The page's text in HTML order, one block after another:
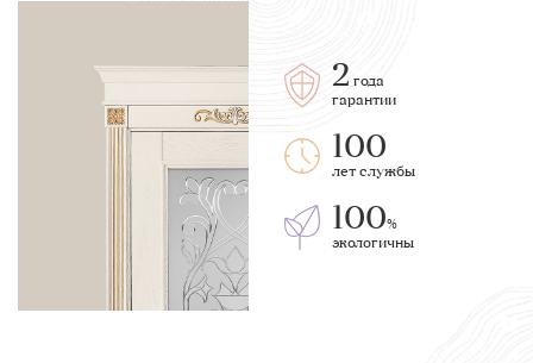
2 года
гарантии
100
лет службы
100%
экологичны